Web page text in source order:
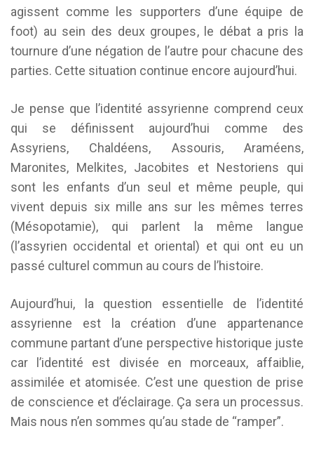
agissent comme les supporters d’une équipe de
foot) au sein des deux groupes, le débat a pris la
tournure d’une négation de l’autre pour chacune des
parties. Cette situation continue encore aujourd’hui.
Je pense que l’identité assyrienne comprend ceux
qui se définissent aujourd’hui comme des
Assyriens, Chaldéens, Assouris, Araméens,
Maronites, Melkites, Jacobites et Nestoriens qui
sont les enfants d’un seul et même peuple, qui
vivent depuis six mille ans sur les mêmes terres
(Mésopotamie), qui parlent la même langue
(l’assyrien occidental et oriental) et qui ont eu un
passé culturel commun au cours de l’histoire.
Aujourd’hui, la question essentielle de l’identité
assyrienne est la création d’une appartenance
commune partant d’une perspective historique juste
car l’identité est divisée en morceaux, affaiblie,
assimilée et atomisée. C’est une question de prise
de conscience et d’éclairage. Ça sera un processus.
Mais nous n’en sommes qu’au stade de “ramper”.